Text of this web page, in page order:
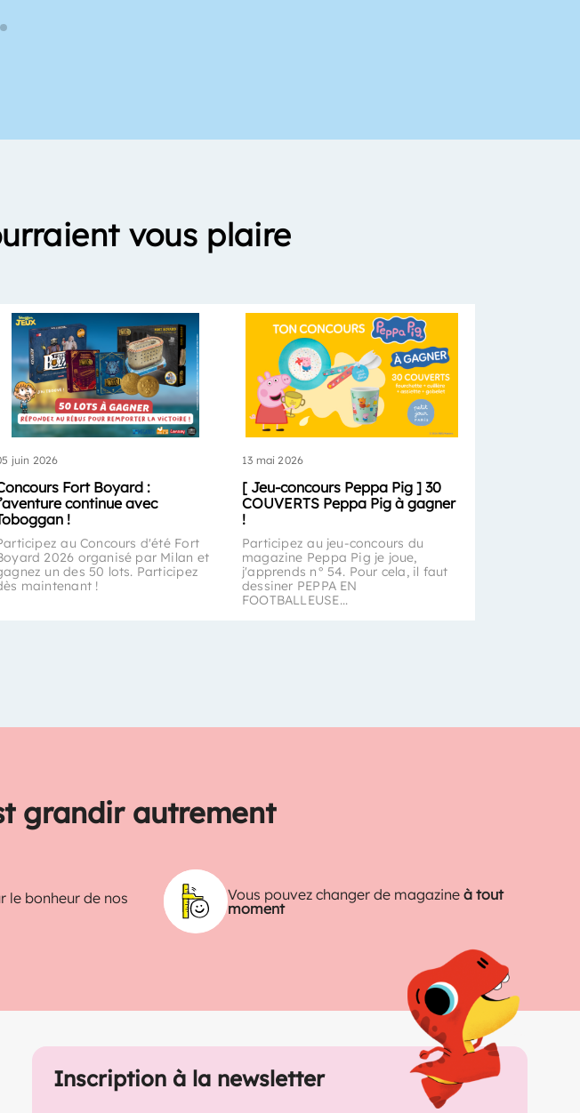
vous plaire
juin 2026
Fort Boyard :
continue avec
!
au Concours d'été Fort
2026 organisé par Milan et
un des 50 lots. Participez
maintenant !
13 mai 2026
[ Jeu-concours Peppa Pig ] 30
COUVERTS Peppa Pig à gagner
!
Participez au jeu-concours du
magazine Peppa Pig je joue,
j'apprends n° 54. Pour cela, il faut
dessiner PEPPA EN
FOOTBALLEUSE...
grandir autrement
le bonheur de nos
Vous pouvez changer de magazine à tout
moment
Inscription à la newsletter